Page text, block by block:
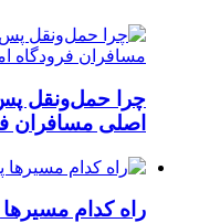
چرا حمل‌ونقل
اصلی مسافران
راه کدام